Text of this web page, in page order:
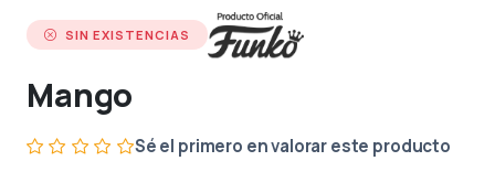
SIN EXISTENCIAS
Mango
Sé el primero en valorar este producto